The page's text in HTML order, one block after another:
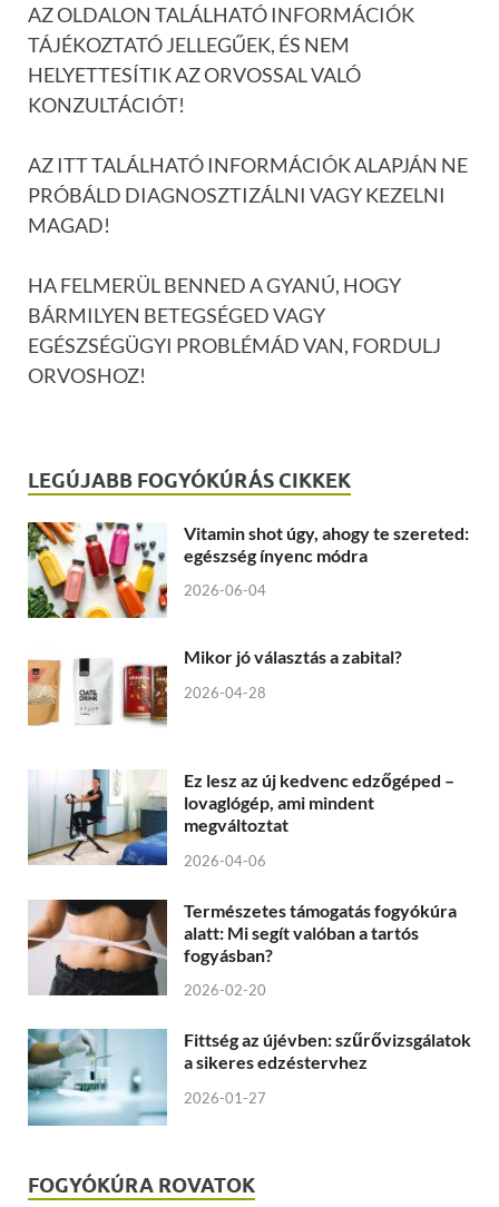
AZ OLDALON TALÁLHATÓ INFORMÁCIÓK
TÁJÉKOZTATÓ JELLEGŰEK, ÉS NEM
HELYETTESÍTIK AZ ORVOSSAL VALÓ
KONZULTÁCIÓT!
AZ ITT TALÁLHATÓ INFORMÁCIÓK ALAPJÁN NE
PRÓBÁLD DIAGNOSZTIZÁLNI VAGY KEZELNI
MAGAD!
HA FELMERÜL BENNED A GYANÚ, HOGY
BÁRMILYEN BETEGSÉGED VAGY
EGÉSZSÉGÜGYI PROBLÉMÁD VAN, FORDULJ
ORVOSHOZ!
LEGÚJABB FOGYÓKÚRÁS CIKKEK
Vitamin shot úgy, ahogy te szereted:
egészség ínyenc módra
2026-06-04
Mikor jó választás a zabital?
2026-04-28
Ez lesz az új kedvenc edzőgéped –
lovaglógép, ami mindent
megváltoztat
2026-04-06
Természetes támogatás fogyókúra
alatt: Mi segít valóban a tartós
fogyásban?
2026-02-20
Fittség az újévben: szűrővizsgálatok
a sikeres edzéstervhez
2026-01-27
FOGYÓKÚRA ROVATOK